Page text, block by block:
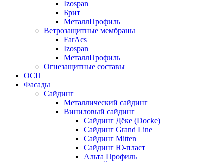
Izospan
Брит
МеталлПрофиль
Ветрозащитные мембраны
FarAcs
Izospan
МеталлПрофиль
Огнезащитные составы
ОСП
Фасады
Сайдинг
Металлический сайдинг
Виниловый сайдинг
Сайдинг Дёке (Docke)
Сайдинг Grand Line
Сайдинг Mitten
Сайдинг Ю-пласт
Альта Профиль